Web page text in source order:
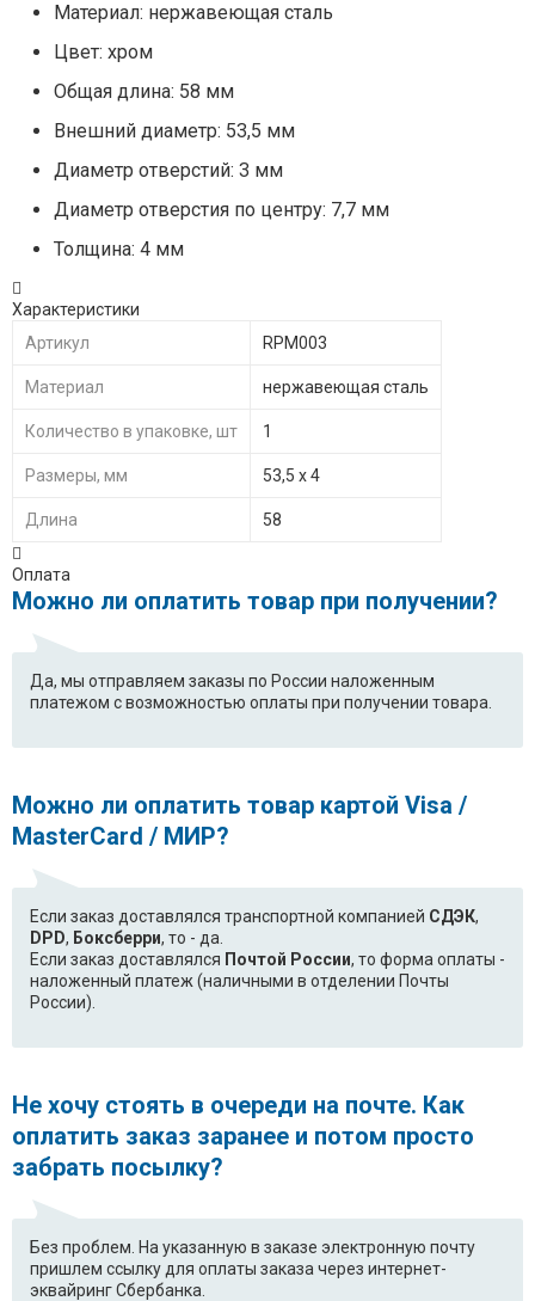
Материал: нержавеющая сталь
Цвет: хром
Общая длина: 58 мм
Внешний диаметр: 53,5 мм
Диаметр отверстий: 3 мм
Диаметр отверстия по центру: 7,7 мм
Толщина: 4 мм
Характеристики
Артикул
RPM003
Материал нержавеющая сталь
Количество в упаковке, шт 1
Размеры, мм 53,5 х 4
Длина 58
Оплата
Можно ли оплатить товар при получении?
Да, мы отправляем заказы по России наложенным
платежом с возможностью оплаты при получении товара.
Можно ли оплатить товар картой Visa /
MasterCard / МИР?
Если заказ доставлялся транспортной компанией СДЭК,
DPD, Боксберри, то - да.
Если заказ доставлялся Почтой России, то форма оплаты -
наложенный платеж (наличными в отделении Почты
России).
Не хочу стоять в очереди на почте. Как
оплатить заказ заранее и потом просто
забрать посылку?
Без проблем. На указанную в заказе электронную почту
пришлем ссылку для оплаты заказа через интернет-
эквайринг Сбербанка.